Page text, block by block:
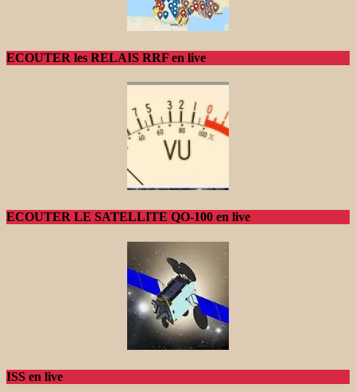
ECOUTER les RELAIS RRF en live
ECOUTER LE SATELLITE QO-100 en live
ISS en live